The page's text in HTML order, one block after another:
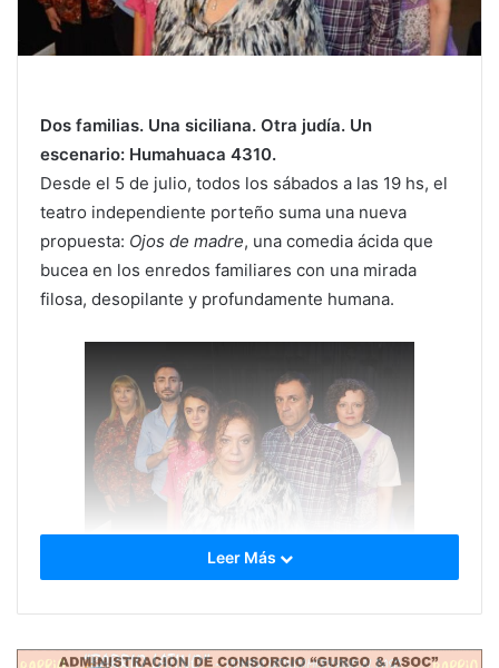
Dos familias. Una siciliana. Otra judía. Un
escenario: Humahuaca 4310.
Desde el 5 de julio, todos los sábados a las 19 hs, el
teatro independiente porteño suma una nueva
propuesta: Ojos de madre, una comedia ácida que
bucea en los enredos familiares con una mirada
filosa, desopilante y profundamente humana.
Con dramaturgia y dirección deLaura Formento, la
unidos por un mismo denominador común:madres
Leer Más